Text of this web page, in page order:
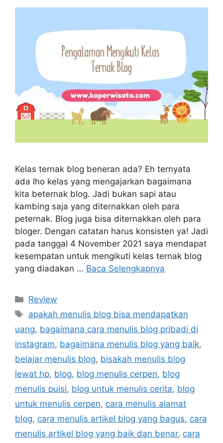
Kelas ternak blog beneran ada? Eh ternyata
ada lho kelas yang mengajarkan bagaimana
kita beternak blog. Jadi bukan sapi atau
kambing saja yang diternakkan oleh para
peternak. Blog juga bisa diternakkan oleh para
bloger. Dengan catatan harus konsisten ya! Jadi
pada tanggal 4 November 2021 saya mendapat
kesempatan untuk mengikuti kelas ternak blog
yang diadakan … Baca Selengkapnya
Kategori
Review
Tag
apakah menulis blog bisa mendapatkan
uang, bagaimana cara menulis blog pribadi di
instagram, bagaimana menulis blog yang baik,
belajar menulis blog, bisakah menulis blog
lewat hp, blog, blog menulis cerpen, blog
menulis puisi, blog untuk menulis cerita, blog
untuk menulis cerpen, cara menulis alamat
blog, cara menulis artikel blog yang bagus, cara
menulis artikel blog yang baik dan benar, cara